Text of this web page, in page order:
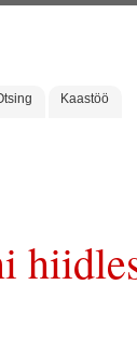
Kaastöö